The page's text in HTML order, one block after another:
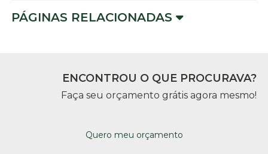
PÁGINAS RELACIONADAS
ENCONTROU O QUE PROCURAVA?
Faça seu orçamento grátis agora mesmo!
Quero meu orçamento